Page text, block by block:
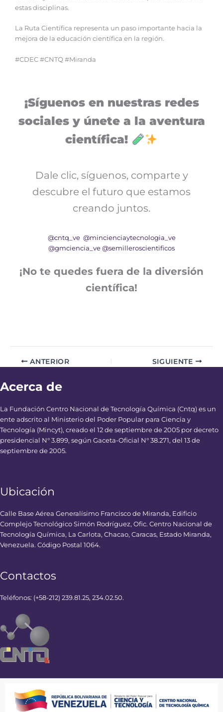
estas disciplinas.
La Ruta Científica representa un paso importante hacia la
mejora de la educación científica en la región.
#CDEC #CNTQ #Miranda
¡Síguenos en nuestras redes
sociales y únete a la aventura
científica!
Dale clic, síguenos, comparte y
descubre el futuro que estamos
creando juntos.
@cntq_ve @mincienciaytecnologia_ve
@gmciencia_ve @semilleroscientificos
¡No te quedes fuera de la diversión
científica!
ANTERIOR SIGUIENTE
Acerca de
La Fundación Centro Nacional de Tecnología Química (Cntq) es un
ente adscrito al Ministerio del Poder Popular para Ciencia y
Tecnología (Mincyt), creado el 12 de septiembre de 2005 por decreto
presidencial N° 3.899, según Gaceta-Oficial N° 38.271, del 13 de
septiembre de 2005.
Ubicación
Calle Base Aérea Generalísimo Francisco de Miranda, Edificio
Complejo Tecnológico Simón Rodríguez, Ofic. Centro Nacional de
Tecnología Química, La Carlota, Chacao, Caracas, Estado Miranda,
Venezuela. Código Postal 1064.
Contactos
Teléfonos: (+58-212) 239.81.25, 234.02.50.